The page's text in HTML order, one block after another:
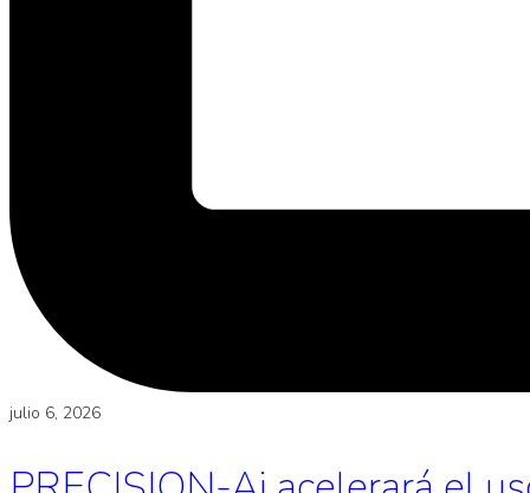
julio 6, 2026